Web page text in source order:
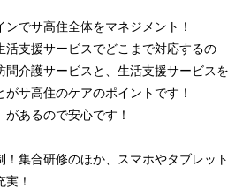
でサ高住全体をマネジメント！
活支援サービスでどこまで対応するの
問介護サービスと、生活支援サービスを
サ高住のケアのポイントです！
あるので安心です！
集合研修のほか、スマホやタブレット
！